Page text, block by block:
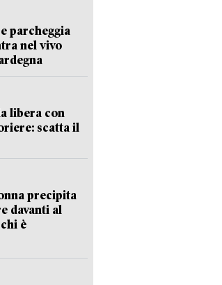
parcheggia
nel vivo
libera con
scatta il
precipita
davanti al
è